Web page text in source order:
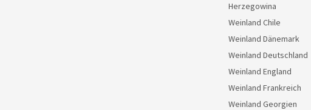
Herzegowina
Weinland Chile
Weinland Dänemark
Weinland Deutschland
Weinland England
Weinland Frankreich
Weinland Georgien